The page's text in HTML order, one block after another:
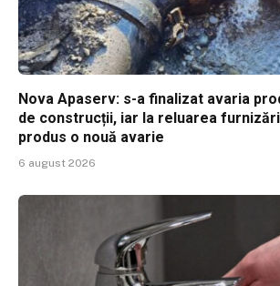
Nova Apaserv: s-a finalizat avaria
de construcții, iar la reluarea
produs o nouă avarie
6 august 2026